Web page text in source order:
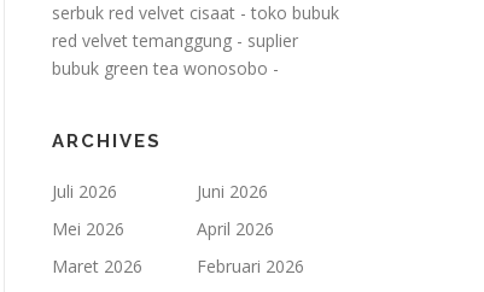
serbuk red velvet cisaat - toko bubuk
red velvet temanggung - suplier
bubuk green tea wonosobo -
ARCHIVES
Juli 2026
Juni 2026
Mei 2026
April 2026
Maret 2026
Februari 2026